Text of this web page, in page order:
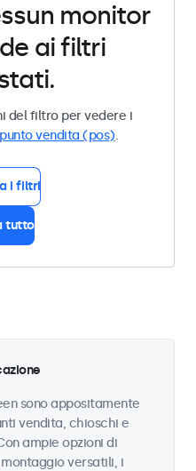
monitor
ai filtri
del filtro per vedere i
punto vendita (pos).
i filtri
tutto
sono appositamente
vendita, chioschi e
ampie opzioni di
versatili, i